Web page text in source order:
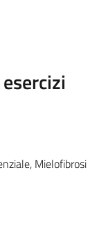
Mielofibrosi